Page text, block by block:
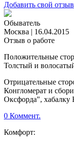
Добавить свой отзыв
Обыватель
Москва | 16.04.2015
Отзыв о работе
Положительные
Толстый и
Отрицательные
Конгломерат и
Оксфорда", хабалку
0 Коммент.
Комфорт: